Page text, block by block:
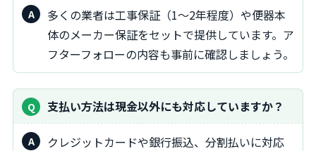
多くの業者は工事保証（1～2年程度）や便器本
体のメーカー保証をセットで提供しています。ア
フターフォローの内容も事前に確認しましょう。
支払い方法は現金以外にも対応していますか？
クレジットカードや銀行振込、分割払いに対応